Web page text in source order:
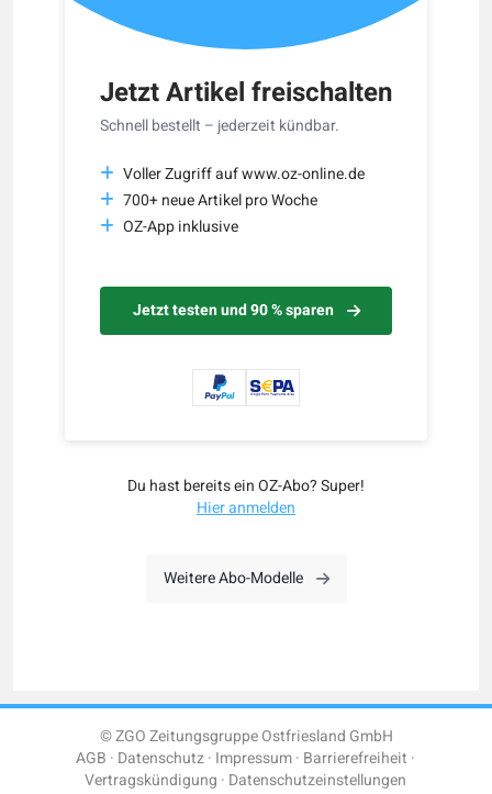
Jetzt Artikel freischalten
Schnell bestellt – jederzeit kündbar.
Voller Zugriff auf www.oz-online.de
700+ neue Artikel pro Woche
OZ-App inklusive
Jetzt testen und 90 % sparen
Du hast bereits ein OZ-Abo? Super!
Hier anmelden
Weitere Abo-Modelle
© ZGO Zeitungsgruppe Ostfriesland GmbH
AGB Datenschutz Impressum Barrierefreiheit
Vertragskündigung Datenschutzeinstellungen